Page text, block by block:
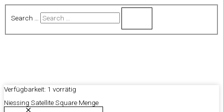
Search …
Verfügbarkeit: 1 vorrätig
Niessing Satellite Square Menge